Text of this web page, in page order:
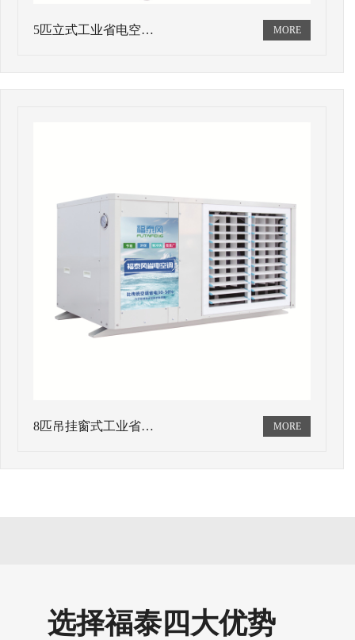
5匹立式工业省电空…
8匹吊挂窗式工业省…
选择福泰四大优势